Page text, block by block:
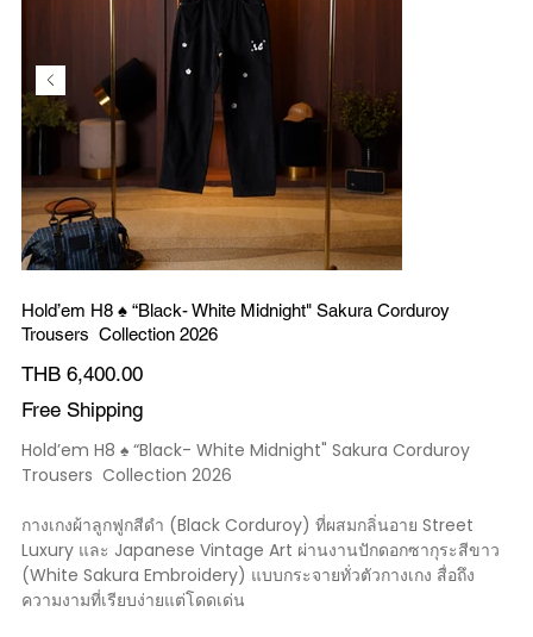
Hold’em H8 ♠️ “Black- White Midnight" Sakura Corduroy
Trousers Collection 2026
Price
THB 6,400.00
Free Shipping
Hold’em H8 ♠️ “Black- White Midnight" Sakura Corduroy
Trousers Collection 2026
กางเกงผ้าลูกฟูกสีดำ (Black Corduroy) ที่ผสมกลิ่นอาย Street
Luxury และ Japanese Vintage Art ผ่านงานปักดอกซากุระสีขาว
(White Sakura Embroidery) แบบกระจายทั่วตัวกางเกง สื่อถึง
ความงามที่เรียบง่ายแต่โดดเด่น